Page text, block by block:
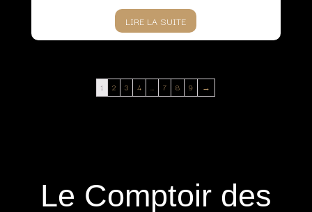
LIRE LA SUITE
1 2 3 4 … 7 8 9 →
Le Comptoir des